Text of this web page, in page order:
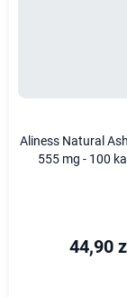
Aliness Natural
555 mg - 100
44,90